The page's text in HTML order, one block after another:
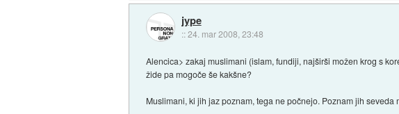
jype
::24. mar 2008, 23:48
Alencica> zakaj muslimani (islam, fundiji, najširši možen krog s
žide pa mogoče še kakšne?
Muslimani, ki jih jaz poznam, tega ne počnejo. Poznam jih